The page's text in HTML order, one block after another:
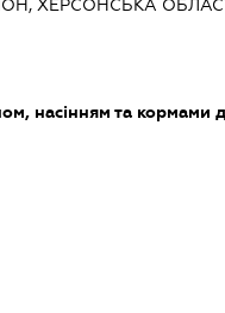
ХЕРСОНСЬКА
насінням та кормами